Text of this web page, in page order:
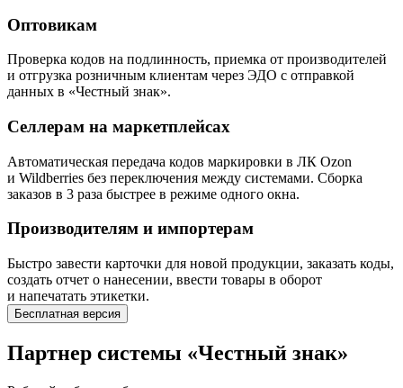
Оптовикам
Проверка кодов на подлинность, приемка от производителей
и отгрузка розничным клиентам через ЭДО с отправкой
данных в «Честный знак».
Селлерам на маркетплейсах
Автоматическая передача кодов маркировки в ЛК Ozon
и Wildberries без переключения между системами. Сборка
заказов в 3 раза быстрее в режиме одного окна.
Производителям и импортерам
Быстро завести карточки для новой продукции, заказать коды,
создать отчет о нанесении, ввести товары в оборот
и напечатать этикетки.
Бесплатная версия
Партнер системы «Честный знак»